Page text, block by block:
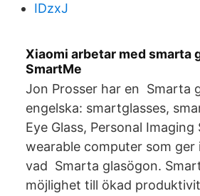
IDzxJ
Xiaomi arbetar med smarta
SmartMe
Jon Prosser har en Smarta
engelska: smartglasses,
Eye Glass, Personal
wearable computer som
vad Smarta glasögon.
möjlighet till ökad